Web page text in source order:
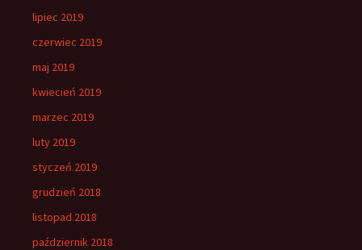
lipiec 2019
czerwiec 2019
maj 2019
kwiecień 2019
marzec 2019
luty 2019
styczeń 2019
grudzień 2018
listopad 2018
październik 2018